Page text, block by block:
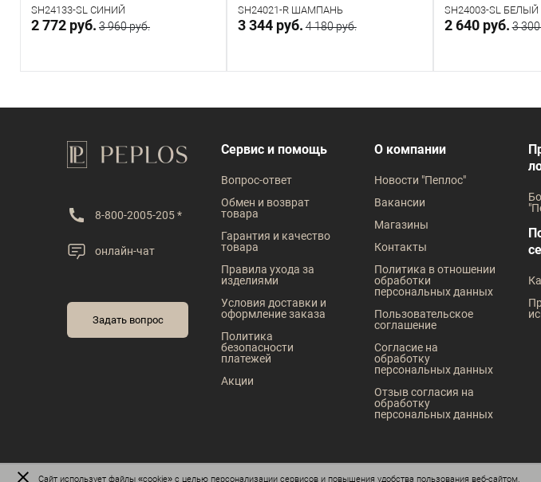
SH24133-SL СИНИЙ
2 772 руб. 3 960 руб.
В корзину
В наличии
Таблица размеров
40 41
SH24021-R ШАМПАНЬ
3 344 руб. 4 180 руб.
Направить запрос
Под заказ
SH24003-SL БЕЛЫЙ
2 640 руб. 3
В
Таблица
8-800-2005-205 *
онлайн-чат
Задать вопрос
Сервис и помощь
Вопрос-ответ
Обмен и возврат
товара
Гарантия и качество
товара
Правила ухода за
изделиями
Условия доставки и
оформление заказа
Политика
безопасности
платежей
Акции
О компании
Новости "Пеплос"
Вакансии
Магазины
Контакты
Политика в отношении
обработки
персональных данных
Пользовательское
соглашение
Согласие на
обработку
персональных данных
Отзыв согласия на
обработку
персональных данных
Сайт использует файлы «cookie» с целью персонализации сервисов и повышения удобства пользования веб-сайтом.